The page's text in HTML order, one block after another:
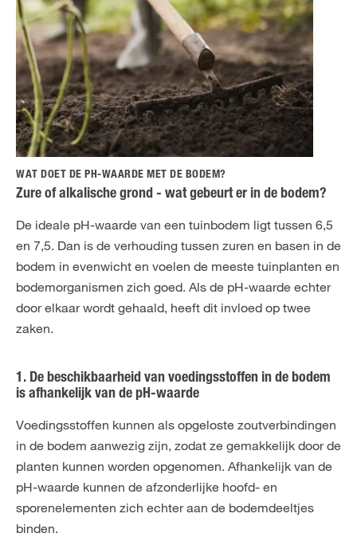
WAT DOET DE PH-WAARDE MET DE BODEM?
Zure of alkalische grond - wat gebeurt er in de bodem?
De ideale pH-waarde van een tuinbodem ligt tussen 6,5
en 7,5. Dan is de verhouding tussen zuren en basen in de
bodem in evenwicht en voelen de meeste tuinplanten en
bodemorganismen zich goed. Als de pH-waarde echter
door elkaar wordt gehaald, heeft dit invloed op twee
zaken.
1. De beschikbaarheid van voedingsstoffen in de bodem
is afhankelijk van de pH-waarde
Voedingsstoffen kunnen als opgeloste zoutverbindingen
in de bodem aanwezig zijn, zodat ze gemakkelijk door de
planten kunnen worden opgenomen. Afhankelijk van de
pH-waarde kunnen de afzonderlijke hoofd- en
sporenelementen zich echter aan de bodemdeeltjes
binden.